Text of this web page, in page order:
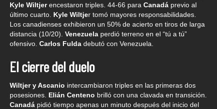
Kyle Wiltjerencestaron triples. 44-66 para Canadá previo al
último cuarto. Kyle Wiltjer tomó mayores responsabilidades.
Los canadienses exhibieron un 50% de acierto en tiros de larga
distancia (10/20). Venezuela perdió terreno en el “tú a tú”
ofensivo. Carlos Fulda debutó con Venezuela.
El cierre del duelo
Wiltjer y Ascanio intercambiaron triples en las primeras dos
posesiones. Elián Centeno brilló con una clavada en transición.
Canadá pidió tiempo apenas un minuto después del inicio del